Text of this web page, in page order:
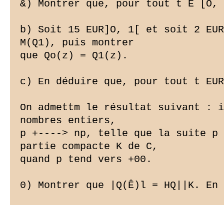
&) Montrer que, pour tout t E [O,
b) Soit 15 EUR]O, 1[ et soit 2
M(Q1), puis montrer
que Qo(z) = Q1(z).
c) En déduire que, pour tout t
On admettm le résultat suivant
nombres entiers,
p +----> np, telle que la suite p
partie compacte K de C,
quand p tend vers +00.
0) Montrer que |Q(Ê)l = HQ||K.